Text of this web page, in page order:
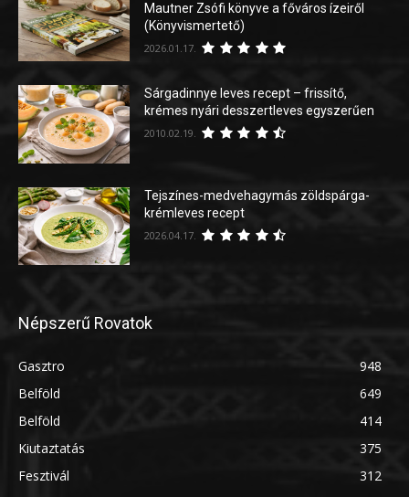
Mautner Zsófi könyve a főváros ízeiről
(Könyvismertető)
2026.01.17.
Sárgadinnye leves recept – frissítő,
krémes nyári desszertleves egyszerűen
2010.02.19.
Tejszínes-medvehagymás zöldspárga-
krémleves recept
2026.04.17.
Népszerű Rovatok
Gasztro
948
Belföld
649
Belföld
414
Kiutaztatás
375
Fesztivál
312